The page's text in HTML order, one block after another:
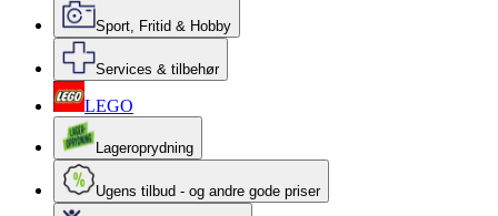
Sport, Fritid & Hobby
Services & tilbehør
LEGO
Lageroprydning
Ugens tilbud - og andre gode priser